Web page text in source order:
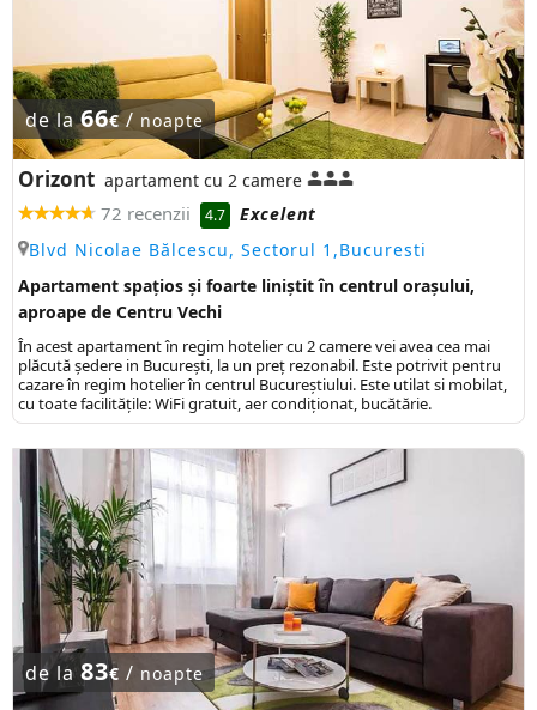
de la66€/ noapte
Orizont apartament cu 2 camere
72 recenzii 4.7
Excelent
Blvd Nicolae Bălcescu, Sectorul 1,Bucuresti
Apartament spațios și foarte liniștit în centrul orașului,
aproape de Centru Vechi
În acest apartament în regim hotelier cu 2 camere vei avea cea mai
plăcută ședere in București, la un preț rezonabil. Este potrivit pentru
cazare în regim hotelier în centrul Bucureștiului. Este utilat si mobilat,
cu toate facilitățile: WiFi gratuit, aer condiționat, bucătărie.
de la83€ / noapte